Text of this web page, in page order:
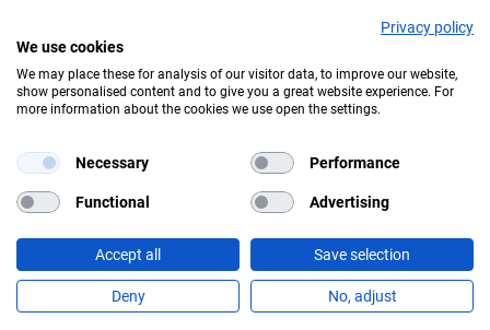
Aktuelles Wetter:15°C Mäßig bewölkt
Informationen
Eintrittspreise
Besuch mit Beeinträchtigungen
Veranstaltungen
Tierparkordnung
Spenden
Barrierefreiheit
Privacy policy
We use cookies
We may place these for analysis of our visitor data, to improve our website,
show personalised content and to give you a great website experience. For
more information about the cookies we use open the settings.
Necessary Performance
Functional Advertising
Accept all Save selection
Deny No, adjust